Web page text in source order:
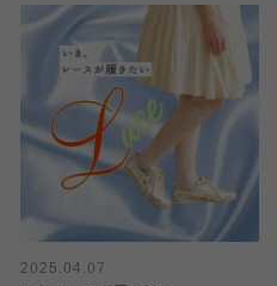
2025.04.07